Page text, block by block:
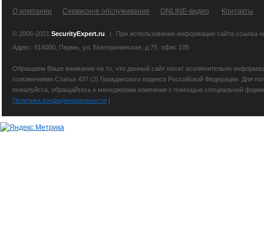
О компании Сервисное обслуживание ONLINE-видео Контакты
© 2006-2021 SecurityExpert.ru |
При использовании информации сайта ссылка
Адрес: 614000, Пермь, ул. Екатерининская, д.75, офис 105
Обращаем Ваше внимание на то, что данный сайт носит исключительно
положениями Статьи 437 (2) Гражданского кодекса Российской Федерации. Для
пожалуйста, обращайтесь к менеджерам компании с помощью специальной
Политика конфиденциальности |